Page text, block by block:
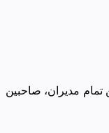
مدیران، صاحبین